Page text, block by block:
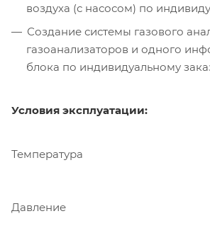
воздуха (с насосом) по
Создание системы газового
газоанализаторов и одного
блока по индивидуальному
Условия эксплуатации:
Температура
Давление